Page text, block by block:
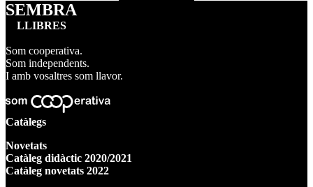
SEMBRA
LLIBRES
Som cooperativa.
Som independents.
I amb vosaltres som llavor.
Catàlegs
Novetats
Catàleg didàctic 2020/2021
Catàleg novetats 2022